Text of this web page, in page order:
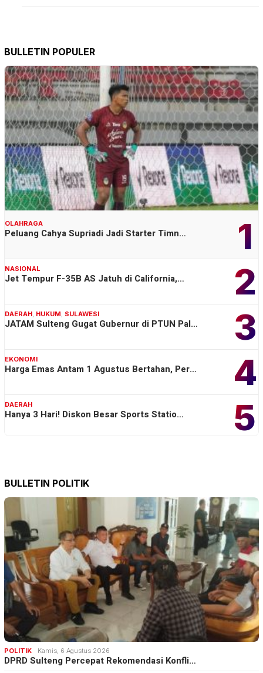
BULLETIN POPULER
1
OLAHRAGA
Peluang Cahya Supriadi Jadi Starter Timn…
2
NASIONAL
Jet Tempur F-35B AS Jatuh di California,…
3
DAERAH, HUKUM, SULAWESI
JATAM Sulteng Gugat Gubernur di PTUN Pal…
4
EKONOMI
Harga Emas Antam 1 Agustus Bertahan, Per…
5
DAERAH
Hanya 3 Hari! Diskon Besar Sports Statio…
BULLETIN POLITIK
POLITIK Kamis, 6 Agustus 2026
DPRD Sulteng Percepat Rekomendasi Konfli…